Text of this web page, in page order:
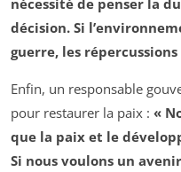
nécessité de penser la
décision. Si
guerre, les
Enfin, un responsable
pour restaurer la paix : «
que la paix et le
Si nous voulons un